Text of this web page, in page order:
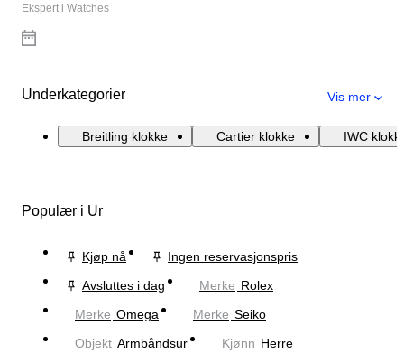
Ekspert i Watches
Underkategorier Vis mer
Breitling klokke Cartier klokke IWC
Populær i Ur
Kjøp nå
Ingen reservasjonspris
Avsluttes i dag
Merke Rolex
Merke Omega Merke Seiko
Objekt Armbåndsur Kjønn Herre